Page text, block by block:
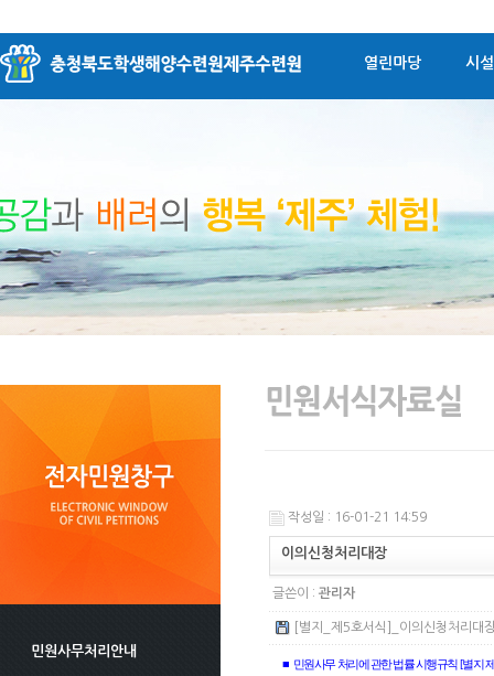
열린마당 시
민원사무처리안내
작성일 : 16-01-21 14:59
이의신청처리대장
글쓴이 : 관리자
[별지_제5호서식]_이의신청처리
■ 민원사무 처리에 관한 법률 시행규칙 [별지